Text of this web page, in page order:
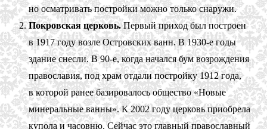
но осматривать постройки можно только снаружи.
Покровская церковь.Первый приход был построен
в 1917 году возле Островских ванн. В 1930-е годы
здание снесли. В 90-е, когда начался бум возрождения
православия, под храм отдали постройку 1912 года,
в которой ранее базировалось общество «Новые
минеральные ванны». К 2002 году церковь приобрела
купола и часовню. Сейчас это главный православный